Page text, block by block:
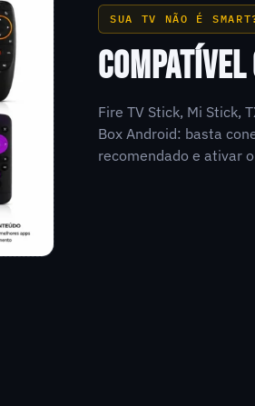
SUA TV NÃO É
Fire TV Stick, Mi Stick,
Box Android: basta
recomendado e ativar